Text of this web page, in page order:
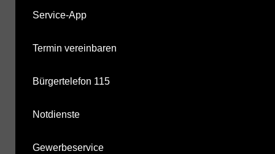
Service-App
Termin vereinbaren
Bürgertelefon 115
Notdienste
Gewerbeservice